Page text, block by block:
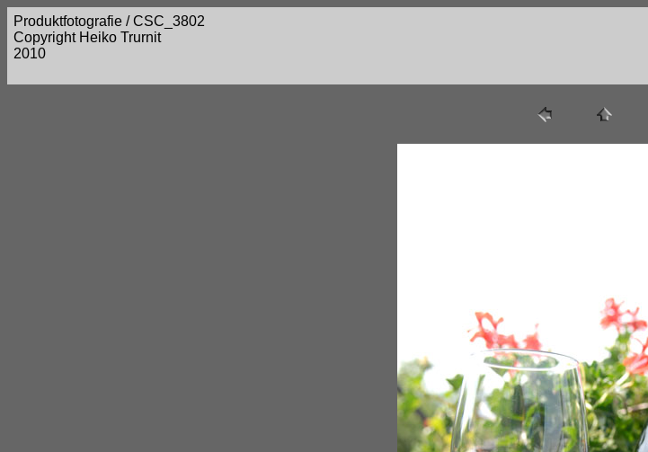
Produktfotografie / CSC_3802
Copyright Heiko Trurnit
2010